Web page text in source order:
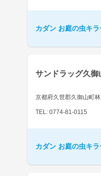
カダン お庭の虫キ
サンドラッグ久御
京都府久世郡久御山町林
TEL: 0774-81-0115
カダン お庭の虫キ